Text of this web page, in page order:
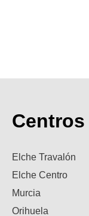
Centros
Elche Travalón
Elche Centro
Murcia
Orihuela